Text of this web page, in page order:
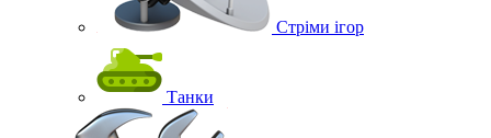
Стріми ігор
Танки